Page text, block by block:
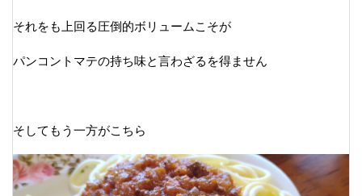
それをも上回る圧倒的ボリュームこそが
パンコントマテの持ち味と言わざるを得ません
そしてもう一方がこちら